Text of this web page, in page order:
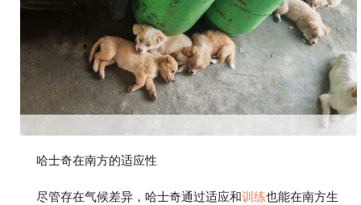
哈士奇在南方的适应性
尽管存在气候差异，哈士奇通过适应和训练也能在南方生